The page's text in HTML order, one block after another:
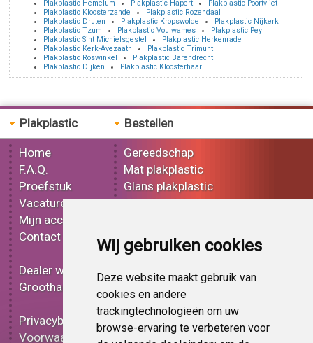
Wij gebruiken cookies
Deze website maakt gebruik van
cookies en andere
trackingtechnologieën om uw
browse-ervaring te verbeteren voor
Plakplastic Hemelum
Plakplastic Hapert
Plakplastic Poortvliet
Plakplastic Kloosterzande
Plakplastic Rozendaal
Plakplastic Druten
Plakplastic Kropswolde
Plakplastic Nijkerk
Plakplastic Tzum
Plakplastic Voulwames
Plakplastic Pey
Plakplastic Sint Michielsgestel
Plakplastic Herkenrade
Plakplastic Kerk-Avezaath
Plakplastic Trimunt
Plakplastic Roswinkel
Plakplastic Barendrecht
Plakplastic Dijken
Plakplastic Kloosterhaar
Plakplastic
Home
F.A.Q.
Proefstuk
Vacatures
Mijn account
Contact
Dealer worden
Groothandel
Privacybeleid
Voorwaarden
Bestellen
Gereedschap
Mat plakplastic
Glans plakplastic
Metallic plakplastic
Effect plakplastic
Bedrukt plakplastic
Carbon plakplastic
Lampen folie
Functionele folie
Plakplastic korting
Op bestelling